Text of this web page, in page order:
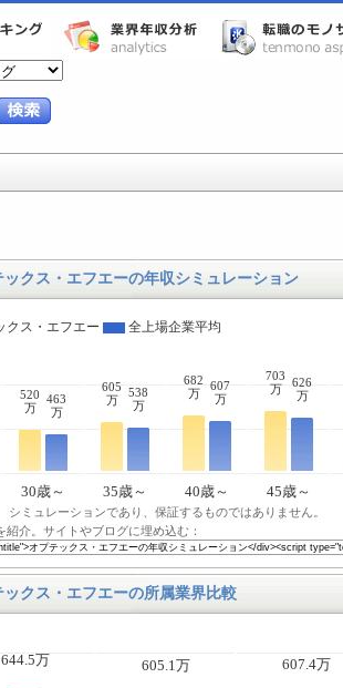
ックス・エフエーの年収シミュレーション
クス・エフエー 全上場企業平均
520
万
463
万
605
万
538
万
682
万
607
万
703
万
626
万
30歳～ 35歳～ 40歳～ 45歳～
シミュレーションであり、保証するものではありません。
紹介。サイトやブログに埋め込む：
ックス・エフエーの所属業界比較
644.5万 605.1万 607.4万